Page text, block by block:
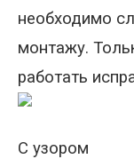
необходимо
монтажу.
работать
С узором